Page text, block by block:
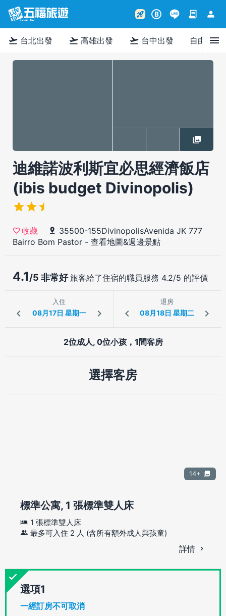
rocket_launch B contract person
flight_takeoff 台北出發 flight_takeoff 高雄出發 flight_takeoff 台中出發 自由行menu
迪維諾波利斯宜必思經濟飯店
(ibis budget Divinopolis)
收藏
35500-155DivinopolisAvenida JK 777
Bairro Bom Pastor - 查看地圖&週邊景點
4.1/5 非常好旅客給了住宿的職員服務 4.2/5 的評價
入住 退房
2位成人, 0位小孩，1間客房
選擇客房
14+
標準公寓, 1 張標準雙人床
1 張標準雙人床
最多可入住 2 人 (含所有額外成人與孩童)
詳情
選項
一經訂房不可取消